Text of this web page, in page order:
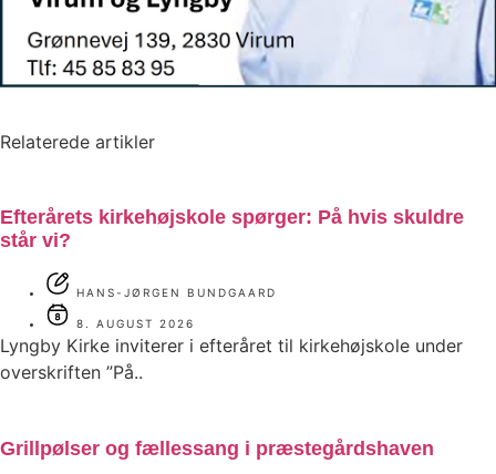
Relaterede artikler
Efterårets kirkehøjskole spørger: På hvis skuldre
står vi?
HANS-JØRGEN BUNDGAARD
8. AUGUST 2026
Lyngby Kirke inviterer i efteråret til kirkehøjskole under
overskriften ”På..
Grillpølser og fællessang i præstegårdshaven